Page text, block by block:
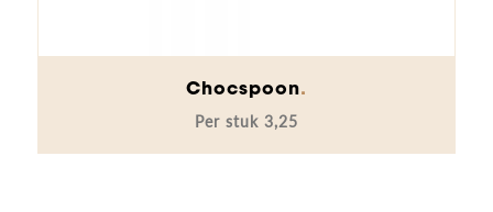
meerdere
Chocspoon
3,25